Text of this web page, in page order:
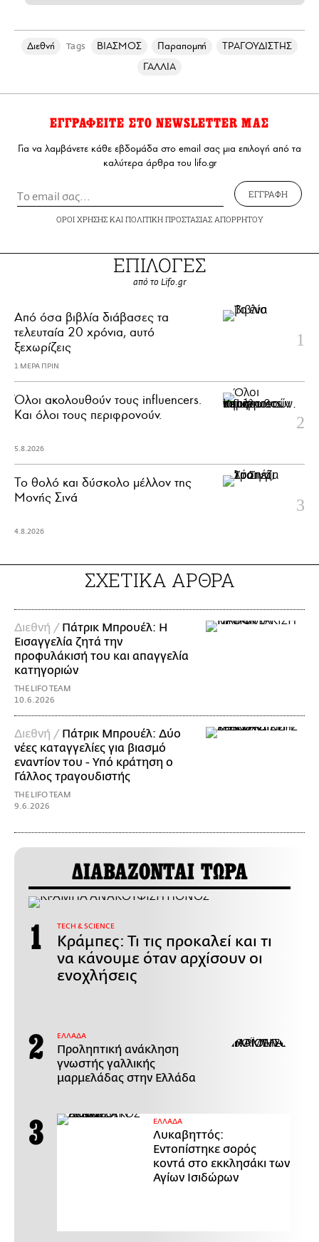
Διεθνή Tags ΒΙΑΣΜΟΣ Παραπομπή
ΤΡΑΓΟΥΔΙΣΤΗΣ
ΓΑΛΛΙΑ
ΕΓΓΡΑΦΕΙΤΕ ΣΤΟ NEWSLETTER ΜΑΣ
Για να λαμβάνετε κάθε εβδομάδα στο email σας μια επιλογή από τα
καλύτερα άρθρα του lifo.gr
ΕΓΓΡΑΦΗ
ΟΡΟΙ ΧΡΗΣΗΣΚΑΙ ΠΟΛΙΤΙΚΗ ΠΡΟΣΤΑΣΙΑΣ ΑΠΟΡΡΗΤΟΥ
ΕΠΙΛΟΓΕΣ
από το Lifo.gr
Από όσα βιβλία διάβασες τα
τελευταία 20 χρόνια, αυτό
ξεχωρίζεις
1 ΜΕΡΑ ΠΡΙΝ
Όλοι ακολουθούν τους influencers.
Και όλοι τους περιφρονούν.
5.8.2026
Το θολό και δύσκολο μέλλον της
Μονής Σινά
4.8.2026
ΣΧΕΤΙΚΑ ΑΡΘΡΑ
Διεθνή / Πάτρικ Μπρουέλ: Η
Εισαγγελία ζητά την
προφυλάκισή του και απαγγελία
κατηγοριών
THE LIFO TEAM
10.6.2026
Διεθνή / Πάτρικ Μπρουέλ: Δύο
νέες καταγγελίες για βιασμό
εναντίον του - Υπό κράτηση ο
Γάλλος τραγουδιστής
THE LIFO TEAM
9.6.2026
ΔΙΑΒΑΖΟΝΤΑΙ ΤΩΡΑ
ΤECH & SCIENCE
Κράμπες: Τι τις προκαλεί και τι
να κάνουμε όταν αρχίσουν οι
ενοχλήσεις
ΕΛΛΑΔΑ
Προληπτική ανάκληση
γνωστής γαλλικής
μαρμελάδας στην Ελλάδα
ΕΛΛΑΔΑ
Λυκαβηττός:
Εντοπίστηκε σορός
κοντά στο εκκλησάκι των
Αγίων Ισιδώρων